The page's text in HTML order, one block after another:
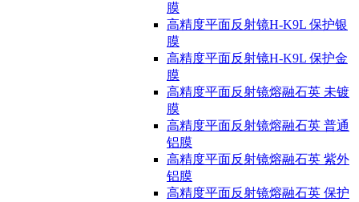
膜
高精度平面反射镜H-K9L 保护银
膜
高精度平面反射镜H-K9L 保护金
膜
高精度平面反射镜熔融石英 未镀
膜
高精度平面反射镜熔融石英 普通
铝膜
高精度平面反射镜熔融石英 紫外
铝膜
高精度平面反射镜熔融石英 保护